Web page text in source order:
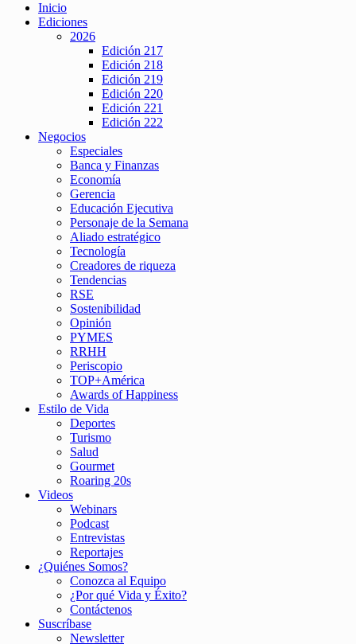
Inicio
Ediciones
2026
Edición 217
Edición 218
Edición 219
Edición 220
Edición 221
Edición 222
Negocios
Especiales
Banca y Finanzas
Economía
Gerencia
Educación Ejecutiva
Personaje de la Semana
Aliado estratégico
Tecnología
Creadores de riqueza
Tendencias
RSE
Sostenibilidad
Opinión
PYMES
RRHH
Periscopio
TOP+América
Awards of Happiness
Estilo de Vida
Deportes
Turismo
Salud
Gourmet
Roaring 20s
Videos
Webinars
Podcast
Entrevistas
Reportajes
¿Quiénes Somos?
Conozca al Equipo
¿Por qué Vida y Éxito?
Contáctenos
Suscríbase
Newsletter